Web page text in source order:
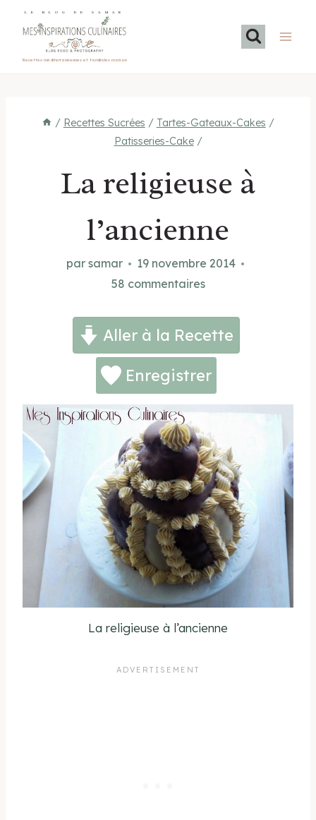
LE BLOG DE SAMAR
Recettes méditerranéennes et familiales maison
/ Recettes Sucrées / Tartes-Gateaux-Cakes /
Patisseries-Cake /
La religieuse à
l’ancienne
par samar
19 novembre 2014
58 commentaires
Aller à la Recette
Enregistrer
La religieuse à l’ancienne